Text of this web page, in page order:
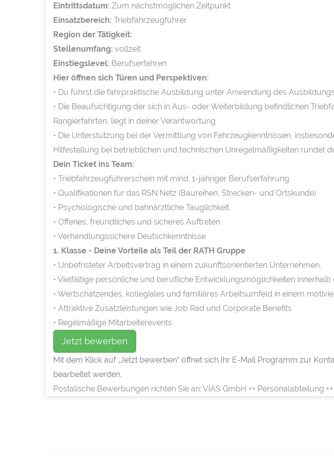
Eintrittsdatum: Zum nächstmöglichen Zeitpunkt
Einsatzbereich: Triebfahrzeugführer
Region der Tätigkeit:
Stellenumfang: vollzeit
Einstiegslevel: Berufserfahren
Hier öffnen sich Türen und Perspektiven:
• Du führst die fahrpraktische Ausbildung unter Anwendung des
• Die Beaufsichtigung der sich in Aus- oder Weiterbildung befindlichen
Rangierfahrten, liegt in deiner Verantwortung
• Die Unterstützung bei der Vermittlung von Fahrzeugkenntnissen,
Hilfestellung bei betrieblichen und technischen Unregelmäßigkeiten rundet
Dein Ticket ins Team:
• Triebfahrzeugführerschein mit mind. 1-jähriger Berufserfahrung
• Qualifikationen für das RSN Netz (Baureihen, Strecken- und Ortskunde)
• Psychologische und bahnärztliche Tauglichkeit
• Offenes, freundliches und sicheres Auftreten
• Verhandlungssichere Deutschkenntnisse
1. Klasse - Deine Vorteile als Teil der RATH Gruppe
• Unbefristeter Arbeitsvertrag in einem zukunftsorientierten Unternehmen.
• Vielfältige persönliche und berufliche Entwicklungsmöglichkeiten innerhalb
• Wertschätzendes, kollegiales und familiäres Arbeitsumfeld in einem
• Attraktive Zusatzleistungen wie Job Rad und Corporate Benefits
• Regelmäßige Mitarbeiterevents
Jetzt bewerben
Mit dem Klick auf „Jetzt bewerben“ öffnet sich Ihr E-Mail Programm zur
bearbeitet werden.
Postalische Bewerbungen richten Sie an: VIAS GmbH ++ Personalabteilung